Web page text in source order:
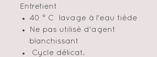
Entretient
40 ° C lavage à l'eau tiède
Ne pas utilisé d'agent
blanchissant
Cycle délicat.